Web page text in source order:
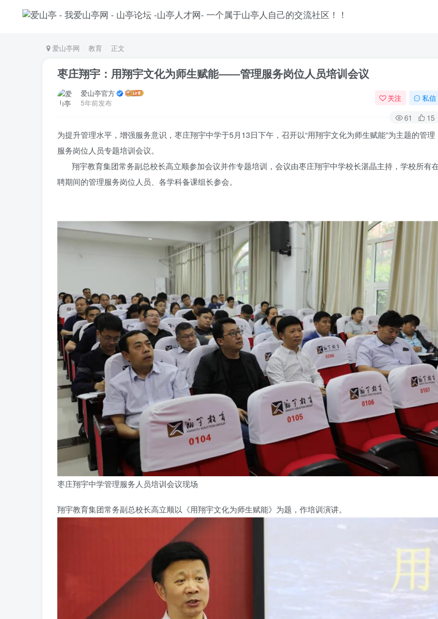
爱山亭网 教育 正文
枣庄翔宇：用翔宇文化为师生赋能――管理服务岗位人员培训会议
爱山亭官方
5年前发布
关注 私信
61 15
为提升管理水平，增强服务意识，枣庄翔宇中学于5月13日下午，召开以“用翔宇文化为师生赋能”为主题的管理
服务岗位人员专题培训会议。
翔宇教育集团常务副总校长高立顺参加会议并作专题培训，会议由枣庄翔宇中学校长湛晶主持，学校所有
聘期间的管理服务岗位人员、各学科备课组长参会。
枣庄翔宇中学管理服务人员培训会议现场
翔宇教育集团常务副总校长高立顺以《用翔宇文化为师生赋能》为题，作培训演讲。
手机号
记住登录
社交账
QQ登录
使用社交账号登录